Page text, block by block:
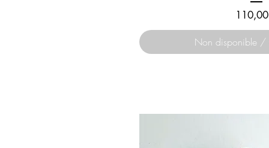
Prix
Non disponible /